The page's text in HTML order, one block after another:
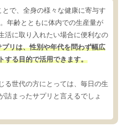
で、全身の様々な健康に寄与す
年齢とともに体内での生産量が
活に取り入れたい場合に便利なの
プリは、性別や年代を問わず幅広
する目的で活用できます。
る世代の方にとっては、毎日の生
詰まったサプリと言えるでしょ